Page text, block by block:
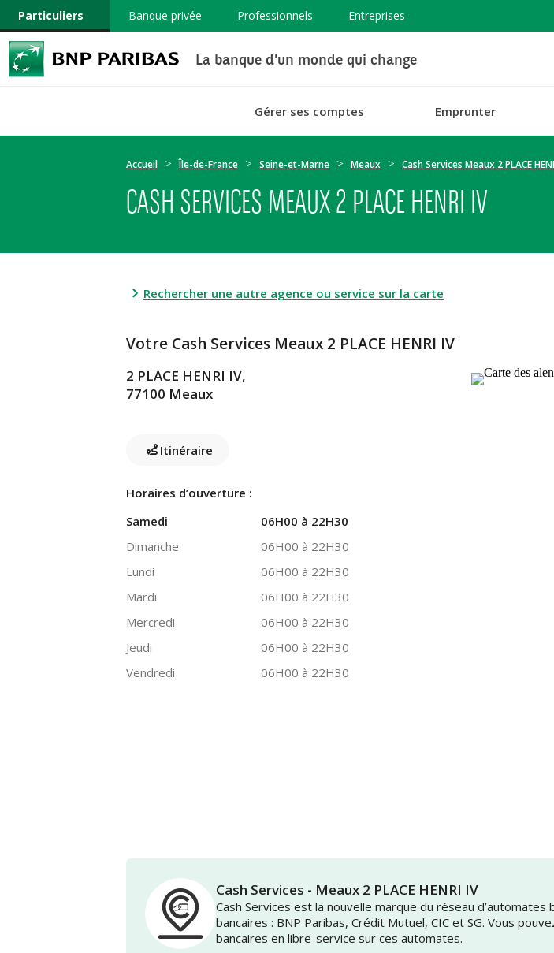
Particuliers Banque privée Professionnels Entreprises
La banque d'un monde qui change
Gérer ses comptes Emprunter
Accueil Île-de-France Seine-et-Marne Meaux Cash Services Meaux 2 PLACE
CASH SERVICES MEAUX 2 PLACE HENRI IV
Rechercher une autre agence ou service sur la carte
Votre Cash Services Meaux 2 PLACE HENRI IV
2 PLACE HENRI IV,
77100 Meaux
Itinéraire
Horaires d’ouverture :
Samedi
06H00 à 22H30
Dimanche
06H00 à 22H30
Lundi
06H00 à 22H30
Mardi
06H00 à 22H30
Mercredi
06H00 à 22H30
Jeudi
06H00 à 22H30
Vendredi
06H00 à 22H30
Cash Services - Meaux 2 PLACE HENRI IV
Cash Services est la nouvelle marque du réseau
bancaires : BNP Paribas, Crédit Mutuel, CIC et SG. Vous
bancaires en libre-service sur ces automates.